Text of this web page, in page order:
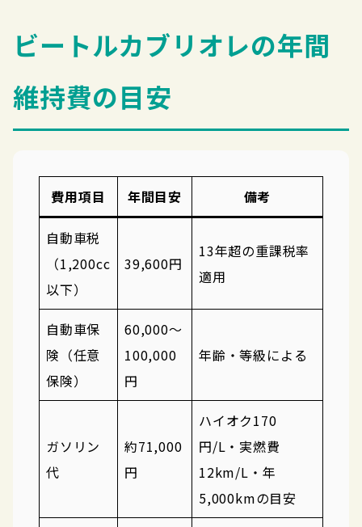
ビートルカブリオレの年間
維持費の目安
費用項目 年間目安 備考
自動車税
（1,200cc
以下）
39,600円
13年超の重課税率
適用
自動車保
険（任意
保険）
60,000〜
100,000
円
年齢・等級による
ガソリン
代
約71,000
円
ハイオク170
円/L・実燃費
12km/L・年
5,000kmの目安